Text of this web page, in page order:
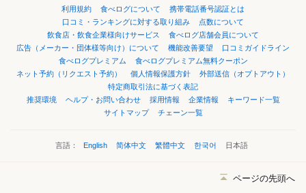
利用規約 食べログについて
携帯電話番号認証とは
口コミ・ランキングに対する取り組み
点数について
飲食店・飲食企業様向けサービス
食べログ店舗会員について
広告（メーカー・団体様等向け）について
機能改善要望
口コミガイドライン
食べログプレミアム
食べログプレミアム無料クーポン
ネット予約（リクエスト予約）
個人情報保護方針
外部送信（オプトアウト）
特定商取引法に基づく表記
推奨環境
ヘルプ・お問い合わせ 採用情報 企業情報
キーワード一覧
サイトマップ
チェーン一覧
言語： English 简体中文 繁體中文 한국어 日本語
ページの先頭へ